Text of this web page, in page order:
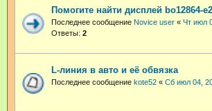
Помогите найти дисплей bo12864-e2
Последнее сообщение Novice user « Чт июл
Ответы: 2
L-линия в авто и её обвязка
Последнее сообщение kote52 « Сб июл 04,